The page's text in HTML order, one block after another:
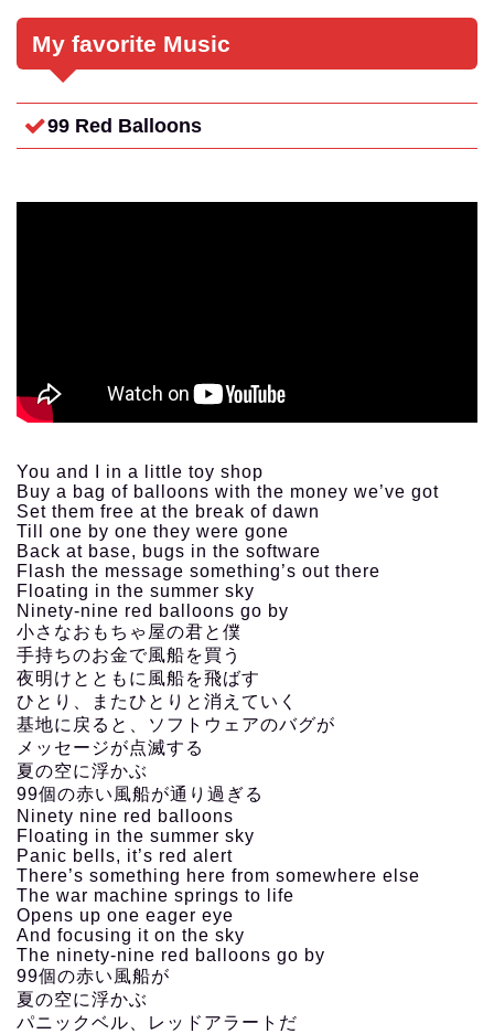
My favorite Music
99 Red Balloons
You and I in a little toy shop
Buy a bag of balloons with the money we’ve got
Set them free at the break of dawn
Till one by one they were gone
Back at base, bugs in the software
Flash the message something’s out there
Floating in the summer sky
Ninety-nine red balloons go by
小さなおもちゃ屋の君と僕
手持ちのお金で風船を買う
夜明けとともに風船を飛ばす
ひとり、またひとりと消えていく
基地に戻ると、ソフトウェアのバグが
メッセージが点滅する
夏の空に浮かぶ
99個の赤い風船が通り過ぎる
Ninety nine red balloons
Floating in the summer sky
Panic bells, it’s red alert
There’s something here from somewhere else
The war machine springs to life
Opens up one eager eye
And focusing it on the sky
The ninety-nine red balloons go by
99個の赤い風船が
夏の空に浮かぶ
パニックベル、レッドアラートだ